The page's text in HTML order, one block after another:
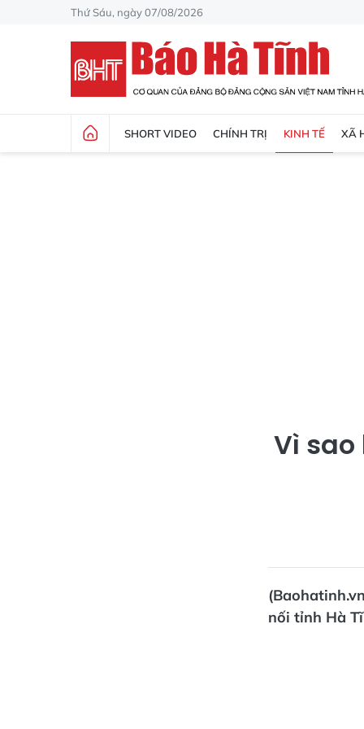
Thứ Sáu, ngày 07/08/2026
SHORT VIDEO CHÍNH TRỊ KINH TẾ XÃ
Vì
nối tỉnh Hà